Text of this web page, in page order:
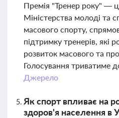
Премія "Тренер року" —
Міністерства молоді та
масового спорту,
підтримку тренерів, які
розвиток масового та
Голосування триватиме
Джерело
Як спорт впливає на
здоров'я населення в